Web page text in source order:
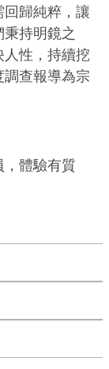
歸純粹，讓
持明鏡之
性，持續挖
查報導為宗
體驗有質